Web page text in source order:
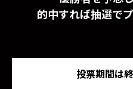
的中すれば抽選で
投票期間は